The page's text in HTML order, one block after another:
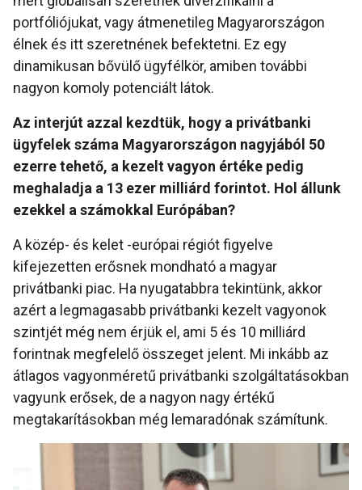
portfóliójukat, vagy átmenetileg Magyarországon
élnek és itt szeretnének befektetni. Ez egy
dinamikusan bővülő ügyfélkör, amiben további
nagyon komoly potenciált látok.
Az interjút azzal kezdtük, hogy a privátbanki
ügyfelek száma Magyarországon nagyjából 50
ezerre tehető, a kezelt vagyon értéke pedig
meghaladja a 13 ezer milliárd forintot. Hol állunk
ezekkel a számokkal Európában?
A közép- és kelet -európai régiót figyelve
kifejezetten erősnek mondható a magyar
privátbanki piac. Ha nyugatabbra tekintünk, akkor
azért a legmagasabb privátbanki kezelt vagyonok
szintjét még nem érjük el, ami 5 és 10 milliárd
forintnak megfelelő összeget jelent. Mi inkább az
átlagos vagyonméretű privátbanki szolgáltatásokban
vagyunk erősek, de a nagyon nagy értékű
megtakarításokban még lemaradónak számítunk.